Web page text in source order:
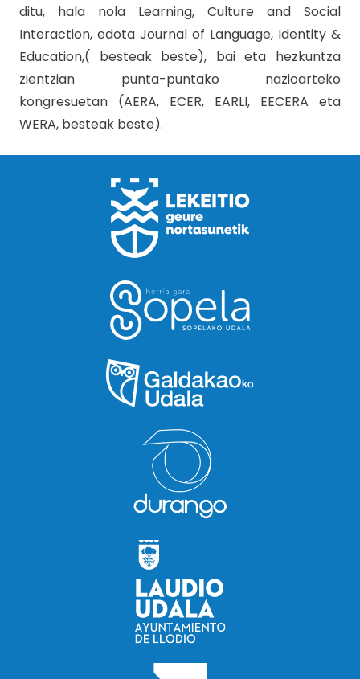
ditu, hala nola Learning, Culture and Social
Interaction, edota Journal of Language, Identity &
Education,( besteak beste), bai eta hezkuntza
zientzian punta-puntako nazioarteko
kongresuetan (AERA, ECER, EARLI, EECERA eta
WERA, besteak beste).